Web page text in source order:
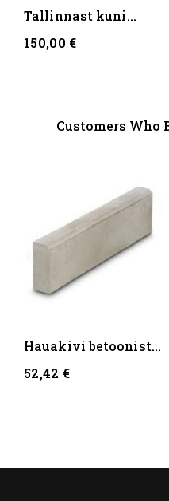
Tallinnast kuni
150,00 €
Customers Who
Hauakivi betoonist
52,42 €